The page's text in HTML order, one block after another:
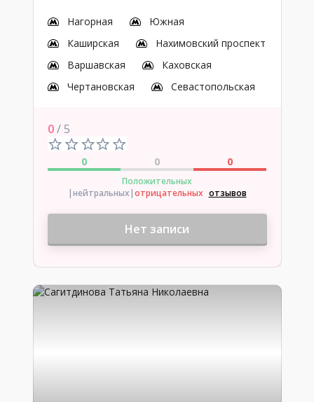
Нагорная
Южная
Каширская
Нахимовский проспект
Варшавская
Каховская
Чертановская
Севастопольская
0/ 5
0 0 0
Положительных
|нейтральных|отрицательных отзывов
Нет записи